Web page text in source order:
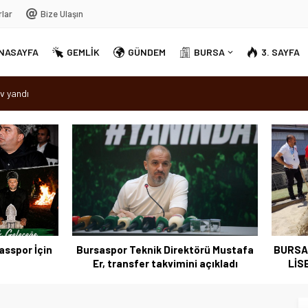
Bize Ulaşın
GEMLİK GÜNDEM BURSA 3. SAYFA
yandı
coşkuyla kutlandı
kadem bastı
Akıl” dönemi
Teknik Direktörü Mustafa
takvimini açıkladı
BURSA NİLÜFER ÖZEL EĞİTİM
LİSESİ TÜRKİYE BİRİNCİSİ